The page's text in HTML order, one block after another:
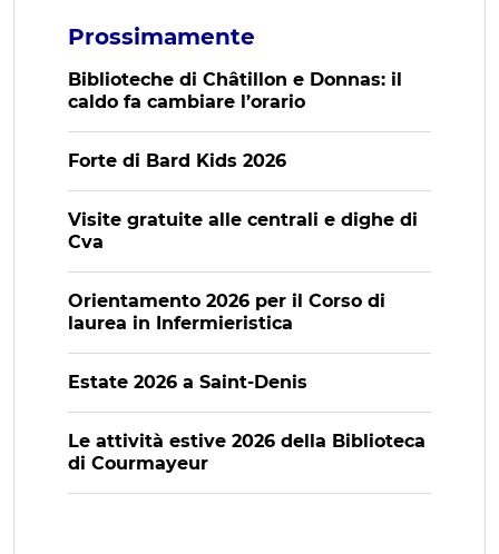
Prossimamente
Biblioteche di Châtillon e Donnas: il
caldo fa cambiare l’orario
Forte di Bard Kids 2026
Visite gratuite alle centrali e dighe di
Cva
Orientamento 2026 per il Corso di
laurea in Infermieristica
Estate 2026 a Saint-Denis
Le attività estive 2026 della Biblioteca
di Courmayeur